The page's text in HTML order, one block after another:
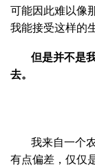
可能因此难以像
我能接受这样的
但是并不是
去。
我来自一个
有点偏差，仅仅